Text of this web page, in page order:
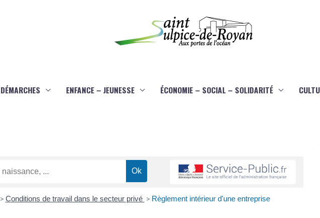
DÉMARCHES ENFANCE – JEUNESSE ÉCONOMIE – SOCIAL – SOLIDARITÉ
> Conditions de travail dans le secteur privé > Règlement intérieur d'une entreprise